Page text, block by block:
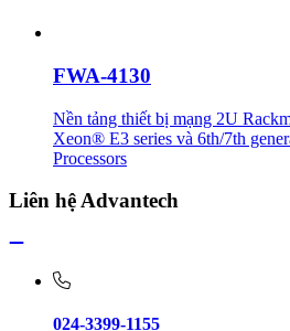
FWA-4130
Nền tảng thiết bị mạng 2U
Xeon® E3 series và 6th/7th
Processors
Liên hệ Advantech
024-3399-1155